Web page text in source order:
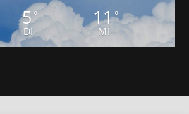
5°
DI
11°
MI